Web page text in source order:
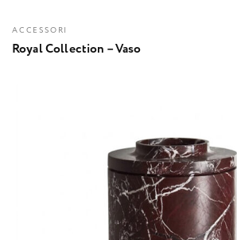
ACCESSORI
Royal Collection – Vaso